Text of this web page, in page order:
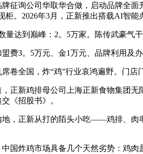
询公司华取华合做，启动品牌全面
柜。2026年3月，正新推出搭载AI智
达到巅峰：2。5万家。陈传武豪气干
3。5万元、金1万元、品牌利用及办
全国，炸“鸡”行业哀鸿遍野。门店
新鸡排母公司上海正新食物集团无
《招股书》。
正新从打的陌头小吃——鸡排、肉串
炸鸡市场具备几个天然劣势：鸡肉